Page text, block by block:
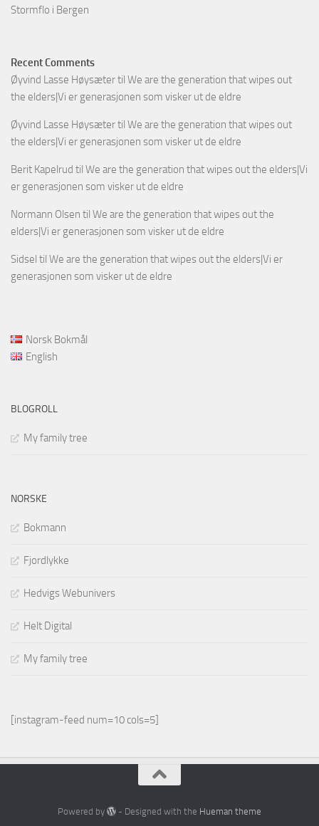
Stormflo i Bergen
Recent Comments
Øyvind Lasse Høysætertil We are the generation that wipes out
the elders|Vi er generasjonen som visker ut de eldre
Øyvind Lasse Høysætertil We are the generation that wipes out
the elders|Vi er generasjonen som visker ut de eldre
Berit Kapelrud til We are the generation that wipes out the elders|Vi
er generasjonen som visker ut de eldre
Normann Olsen til We are the generation that wipes out the
elders|Vi er generasjonen som visker ut de eldre
Sidsel til We are the generation that wipes out the elders|Vi er
generasjonen som visker ut de eldre
Norsk Bokmål
English
BLOGROLL
My family tree
NORSKE
Bokmann
Fjordlykke
Hedvigs Webunivers
Helt Digital
My family tree
[instagram-feed num=10 cols=5]
Powered by - Designed with the Hueman theme